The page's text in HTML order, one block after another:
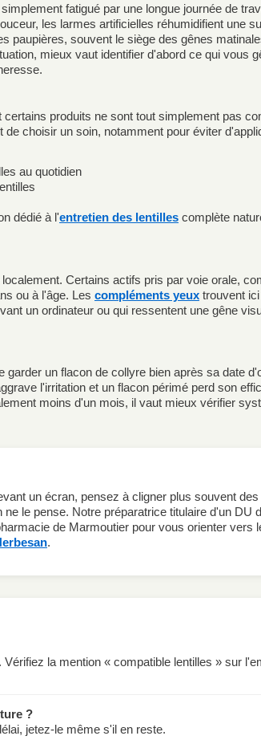
fatigué par une longue journée de
les larmes artificielles réhumidifient une
paupières, souvent le siège des gênes
mieux vaut identifier d'abord ce qui vous
produits ne sont tout simplement pas
choisir un soin, notamment pour éviter
au quotidien
dédié à l'entretien des lentilles complète
Certains actifs pris par voie orale,
ou à l'âge. Les compléments yeux trouvent
un ordinateur ou qui ressentent une gêne
un flacon de collyre bien après sa date
l'irritation et un flacon périmé perd son
moins d'un mois, il vaut mieux vérifier
un écran, pensez à cligner plus souvent
le pense. Notre préparatrice titulaire d'un DU
de Marmoutier pour vous orienter vers
.
la mention « compatible lentilles » sur
?
jetez-le même s'il en reste.